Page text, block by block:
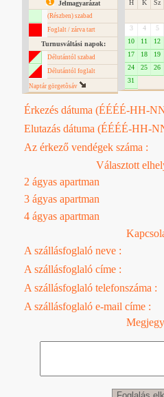
Jelmagyarázat
(Részben) szabad
Foglalt / zárva tart
Turnusváltási napok:
Délutántól szabad
Délutántól foglalt
Naptár görgetôsáv
H K Sz
3
4 5
10
11 12
17
18 19
24
25 26
31
Érkezés dátuma (ÉÉÉÉ-HH-
Elutazás dátuma (ÉÉÉÉ-HH-
Az érkező vendégek száma :
Választott
2 ágyas apartman
3 ágyas apartman
4 ágyas apartman
A szállásfoglaló neve :
A szállásfoglaló címe :
A szállásfoglaló telefonszáma :
A szállásfoglaló e-mail címe :